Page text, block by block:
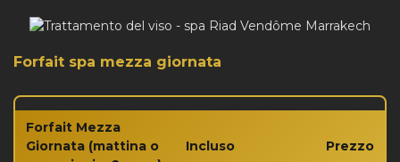
Forfait spa mezza giornata
Forfait Mezza
Giornata (mattina o
Incluso Prezzo